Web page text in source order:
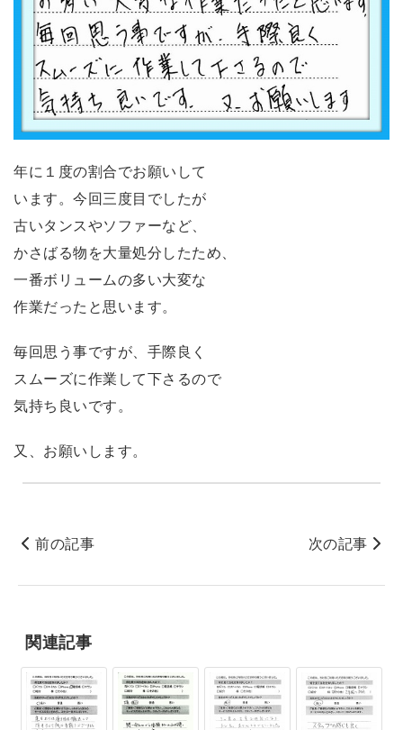
年に１度の割合でお願いして
います。今回三度目でしたが
古いタンスやソファーなど、
かさばる物を大量処分したため、
一番ボリュームの多い大変な
作業だったと思います。
毎回思う事ですが、手際良く
スムーズに作業して下さるので
気持ち良いです。
又、お願いします。
前の記事 次の記事
関連記事